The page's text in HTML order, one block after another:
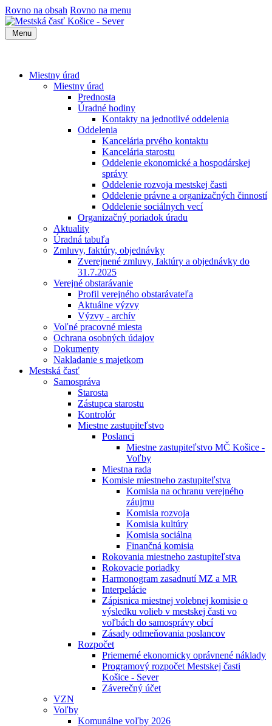
Rovno na obsah Rovno na menu
Menu
Miestny úrad
Miestny úrad
Prednosta
Úradné hodiny
Kontakty na jednotlivé oddelenia
Oddelenia
Kancelária prvého kontaktu
Kancelária starostu
Oddelenie ekonomické a hospodárskej
správy
Oddelenie rozvoja mestskej časti
Oddelenie právne a organizačných činností
Oddelenie sociálnych vecí
Organizačný poriadok úradu
Aktuality
Úradná tabuľa
Zmluvy, faktúry, objednávky
Zverejnené zmluvy, faktúry a objednávky do
31.7.2025
Verejné obstarávanie
Profil verejného obstarávateľa
Aktuálne výzvy
Výzvy - archív
Voľné pracovné miesta
Ochrana osobných údajov
Dokumenty
Nakladanie s majetkom
Mestská časť
Samospráva
Starosta
Zástupca starostu
Kontrolór
Miestne zastupiteľstvo
Poslanci
Miestne zastupiteľstvo MČ Košice -
Voľby
Miestna rada
Komisie miestneho zastupiteľstva
Komisia na ochranu verejného
záujmu
Komisia rozvoja
Komisia kultúry
Komisia sociálna
Finančná komisia
Rokovania miestneho zastupiteľstva
Rokovacie poriadky
Harmonogram zasadnutí MZ a MR
Interpelácie
Zápisnica miestnej volebnej komisie o
výsledku volieb v mestskej časti vo
voľbách do samosprávy obcí
Zásady odmeňovania poslancov
Rozpočet
Priemerné ekonomicky oprávnené náklady
Programový rozpočet Mestskej časti
Košice - Sever
Záverečný účet
VZN
Voľby
Komunálne voľby 2026